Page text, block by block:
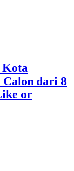
Kota
Calon dari 8
or